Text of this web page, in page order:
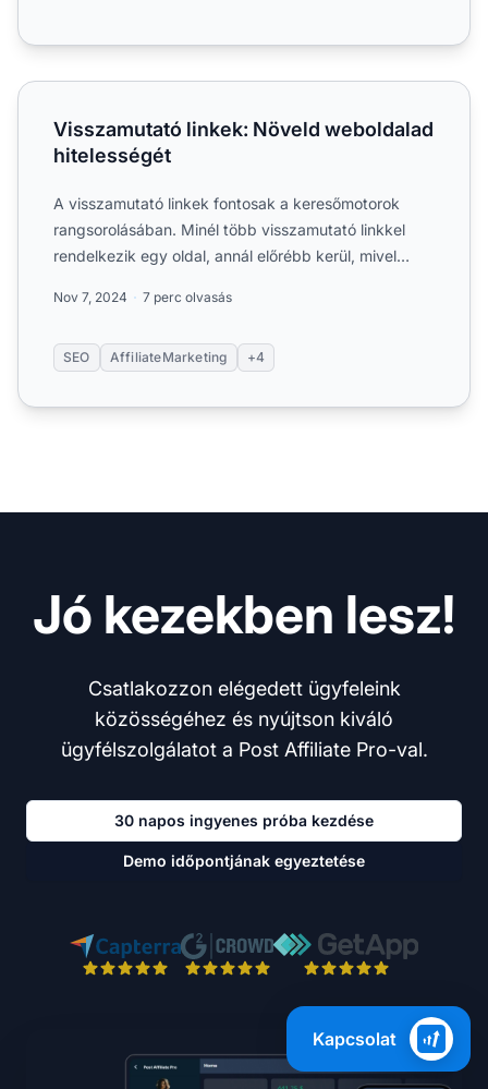
Visszamutató linkek: Növeld weboldalad hitelességét
Visszamutató linkek: Növeld weboldalad
hitelességét
A visszamutató linkek fontosak a keresőmotorok
rangsorolásában. Minél több visszamutató linkkel
rendelkezik egy oldal, annál előrébb kerül, mivel
Nov 7, 2024 7 perc olvasás
SEO AffiliateMarketing +4
Jó kezekben lesz!
Csatlakozzon elégedett ügyfeleink
közösségéhez és nyújtson kiváló
ügyfélszolgálatot a Post Affiliate Pro-val.
30 napos ingyenes próba kezdése
Demo időpontjának egyeztetése
Kapcsolat